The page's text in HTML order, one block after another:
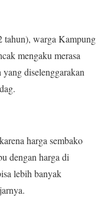
tahun), warga Kampung
mengaku merasa
yang diselenggarakan
harga sembako
dengan harga di
lebih banyak